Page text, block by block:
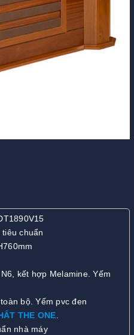
chuẩn
kết hợp Melamine. Yếm
bộ. Yếm pvc đen
THE ONE.
nhà máy